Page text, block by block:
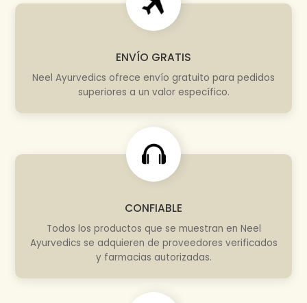
ENVÍO GRATIS
Neel Ayurvedics ofrece envío gratuito para pedidos
superiores a un valor específico.
CONFIABLE
Todos los productos que se muestran en Neel
Ayurvedics se adquieren de proveedores verificados
y farmacias autorizadas.